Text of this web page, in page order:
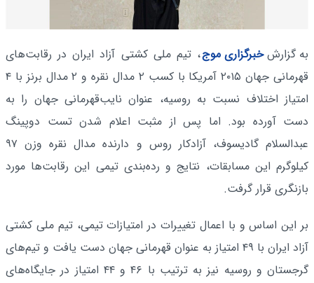
به گزارشخبرگزاری موج، تیم ملی کشتی آزاد ایران در رقابت‌های
قهرمانی جهان ۲۰۱۵ آمریکا با کسب ۲ مدال نقره و ۲ مدال برنز با ۴
امتیاز اختلاف نسبت به روسیه، عنوان نایب‌قهرمانی جهان را به
دست آورده بود. اما پس از مثبت اعلام شدن تست دوپینگ
عبدالسلام گادیسوف، آزادکار روس و دارنده مدال نقره وزن ۹۷
کیلوگرم این مسابقات، نتایج و رده‌بندی تیمی این رقابت‌ها مورد
بازنگری قرار گرفت.
بر این اساس و با اعمال تغییرات در امتیازات تیمی، تیم ملی کشتی
آزاد ایران با ۴۹ امتیاز به عنوان قهرمانی جهان دست یافت و تیم‌های
گرجستان و روسیه نیز به ترتیب با ۴۶ و ۴۴ امتیاز در جایگاه‌های